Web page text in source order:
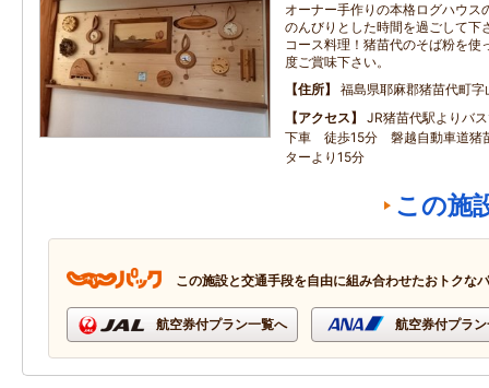
オーナー手作りの本格ログハウス
のんびりとした時間を過ごして下
コース料理！猪苗代のそば粉を使
度ご賞味下さい。
住所
福島県耶麻郡猪苗代町
アクセス
JR猪苗代駅よりバ
下車 徒歩15分 磐越自動車道猪
ターより15分
この施
この施設と交通手段を自由に組み合わせたおトクな
航空券付プラン一覧へ 航空券付プラ